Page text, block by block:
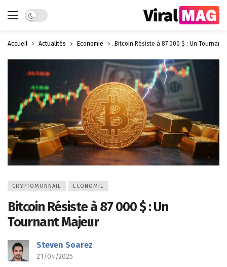
Dark mode
Accueil Actualités Économie Bitcoin Résiste à 87 000 $ : Un Tournant
CRYPTOMONNAIE ÉCONOMIE
Bitcoin Résiste à 87 000 $ : Un
Tournant Majeur
Steven Soarez
21/04/2025